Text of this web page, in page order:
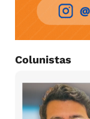
Colunistas